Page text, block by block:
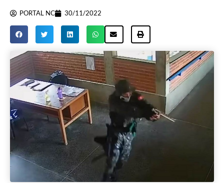
PORTAL NC 30/11/2022